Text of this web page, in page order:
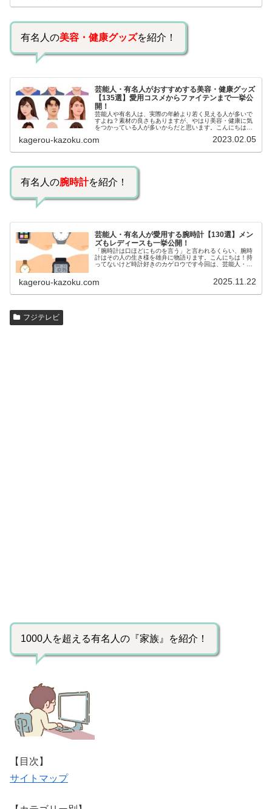
有名人の美容・健康グッズを紹介！
芸能人・有名人がおすすめする美容・健康グッズ
【135選】愛用コスメからファイテンまで一挙公
開！
芸能人や有名人は、実際の年齢より若く見える人が多いで
すよね？素材の良さもありますが、やはり美容・健康に気
をつかっている人が多いからだと思います。こんにちは！
いるのでしょうか？今回は、芸能人…
kagerou-kazoku.com 2023.02.05
有名人の腕時計を紹介！
芸能人・有名人が愛用する腕時計【130選】メン
ズもレディースも一挙公開！
「腕時計は口ほどにものを言う」と言われるくらい、腕時
計はその人の生き様を雄弁に物語ります。こんにちは！持
ってないけど時計好きのカゲロウです今回は、芸能人・有
kagerou-kazoku.com 2025.11.22
フジテレビ
1000人を超える有名人の『家族』を紹介！
【目次】
サイトマップ